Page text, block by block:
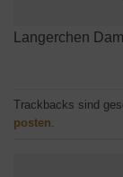
Langerchen
Trackbacks sind
posten